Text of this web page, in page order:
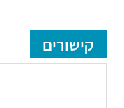
קישורים